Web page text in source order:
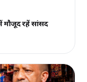
मौजूद रहें सांसद